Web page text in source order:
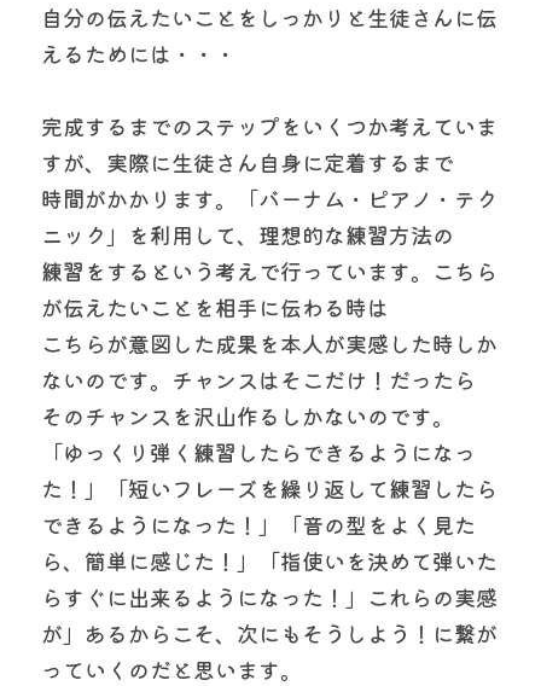
自分の伝えたいことをしっかりと生徒さんに伝
えるためには・・・
完成するまでのステップをいくつか考えていま
すが、実際に生徒さん自身に定着するまで
時間がかかります。「バーナム・ピアノ・テク
ニック」を利用して、理想的な練習方法の
練習をするという考えで行っています。こちら
が伝えたいことを相手に伝わる時は
こちらが意図した成果を本人が実感した時しか
ないのです。チャンスはそこだけ！だったら
そのチャンスを沢山作るしかないのです。
「ゆっくり弾く練習したらできるようになっ
た！」「短いフレーズを繰り返して練習したら
できるようになった！」「音の型をよく見た
ら、簡単に感じた！」「指使いを決めて弾いた
らすぐに出来るようになった！」これらの実感
が」あるからこそ、次にもそうしよう！に繋が
っていくのだと思います。